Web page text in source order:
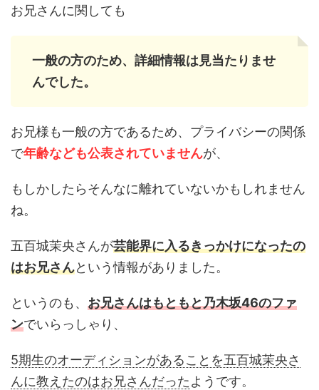
お兄さんに関しても
一般の方のため、詳細情報は見当たりませ
んでした。
お兄様も一般の方であるため、プライバシーの関係
で年齢なども公表されていませんが、
もしかしたらそんなに離れていないかもしれません
ね。
五百城茉央さんが芸能界に入るきっかけになったの
はお兄さんという情報がありました。
というのも、 お兄さんはもともと乃木坂46のファ
ンでいらっしゃり、
5期生のオーディションがあることを五百城茉央さ
んに教えたのはお兄さんだったようです。